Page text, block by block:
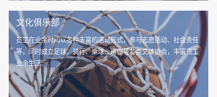
文化俱乐部
员工在业余时间以各种丰富的活动形式，参与志愿活动、社会责任
等，同时成立足球、骑行、桌球、瑜伽等各类文体协会，丰富员工
业余生活。